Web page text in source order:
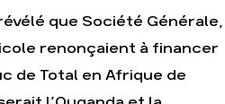
Nos
que Société Générale,
renonçaient à financer
de Total en Afrique de